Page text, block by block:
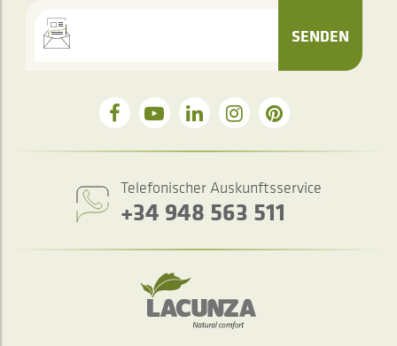
SENDEN
Telefonischer Auskunftsservice
+34 948 563 511